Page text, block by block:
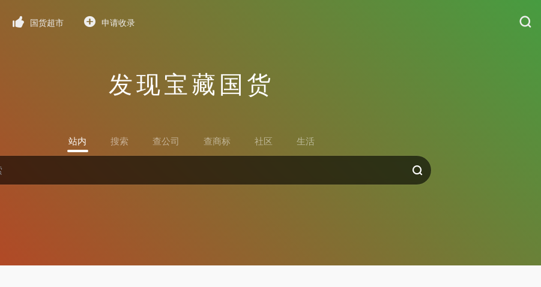
国货超市 申请收录
发现宝藏国货
站内 搜索 查公司 查商标 社区 生活